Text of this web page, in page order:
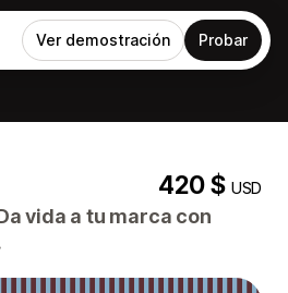
Ver demostración Probar
420 $USD
vida a tu marca con